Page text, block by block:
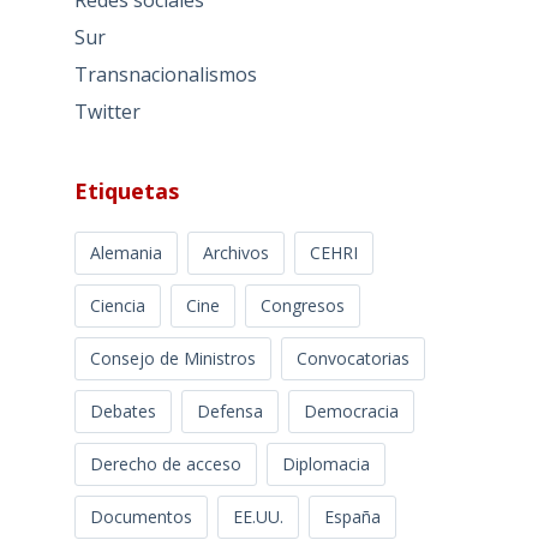
Sur
Transnacionalismos
Twitter
Etiquetas
Alemania Archivos CEHRI
Ciencia Cine Congresos
Consejo de Ministros Convocatorias
Debates Defensa Democracia
Derecho de acceso Diplomacia
Documentos EE.UU. España